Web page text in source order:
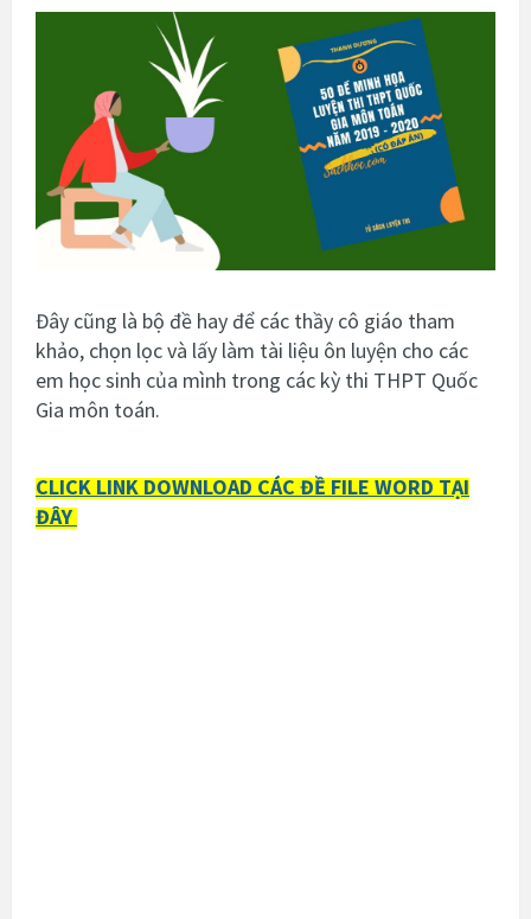
Đây cũng là bộ đề hay để các thầy cô giáo tham
khảo, chọn lọc và lấy làm tài liệu ôn luyện cho các
em học sinh của mình trong các kỳ thi THPT Quốc
Gia môn toán.
CLICK LINK DOWNLOAD CÁC ĐỀ FILE WORD TẠI
ĐÂY